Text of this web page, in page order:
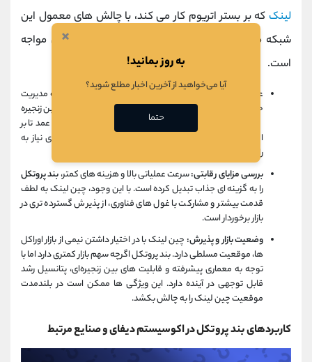
لینک که بر بستر اتریوم کار می ‌کند، با چالش ‌های معمول این
شبکه مانند ترافیک بالا و هزینه‌ های سنگین تراکنش مواجه
است.
عملکرد و ظرفیت پردازش
: Band Protocol از نظر فنی قادر به مدیریت
حدود 20 هزار تراکنش در ثانیه است و به صورت ذاتی از ارتباط بین زنجیره
‌ای پشتیبانی می ‌کند. این در حالی است که چین لینک عمدتا بر
اکوسیستم اتریوم متمرکز بوده و برای ارتباطات بین زنجیره ‌ای نیاز به
راهکارهای جانبی دارد.
بررسی مزایای رقابتی:سرعت عملیاتی بالا و هزینه‌ های کمتر،بند پروتکل
را به گزینه ‌ای جذاب تبدیل کرده است. با این وجود، چین لینک به لطف
قدمت بیشتر و مشارکت با غول ‌های فناوری، از پذیرش گسترده ‌تری در
بازار برخوردار است.
وضعیت بازار و پذیرش: چین لینک با در اختیار داشتن نیمی از بازار اوراکل
‌ها، موقعیت مسلطی دارد. بند پروتکل اگرچه سهم بازار کمتری دارد اما با
توجه به معماری پیشرفته و قابلیت ‌های بین زنجیره‌ای، پتانسیل رشد
قابل توجهی در آینده دارد. این ویژگی‌ ها ممکن است در بلندمدت
موقعیت چین لینک را به چالش بکشد.
کاربردهای بند پروتکل در اکوسیستم دیفای و صنایع مرتبط
×
به روز بمانید!
آیا می‌خواهید از آخرین اخبار مطلع شوید؟
حتما